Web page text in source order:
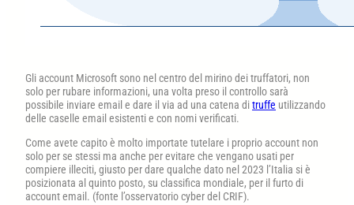
Gli account Microsoft sono nel centro del mirino dei truffatori, non
solo per rubare informazioni, una volta preso il controllo sarà
possibile inviare email e dare il via ad una catena ditruffe utilizzando
delle caselle email esistenti e con nomi verificati.
Come avete capito è molto importate tutelare i proprio account non
solo per se stessi ma anche per evitare che vengano usati per
compiere illeciti, giusto per dare qualche dato nel 2023 l’Italia si è
posizionata al quinto posto, su classifica mondiale, per il furto di
account email. (fonte l’osservatorio cyber del CRIF).